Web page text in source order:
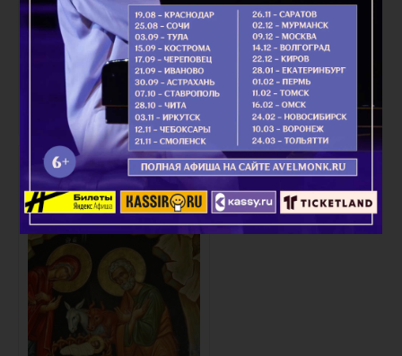
Слово о любви к
Богу